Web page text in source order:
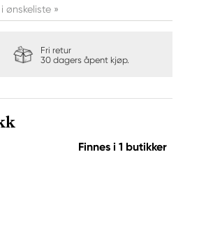
ønskeliste »
Fri retur
30 dagers åpent kjøp.
Finnes i 1 butikker